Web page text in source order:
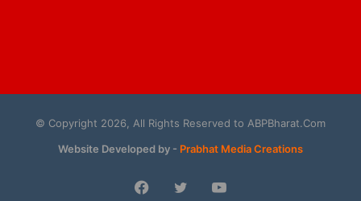
© Copyright 2026, All Rights Reserved to ABPBharat.Com
Website Developed by - Prabhat Media Creations
Facebook
TwitterYouTube